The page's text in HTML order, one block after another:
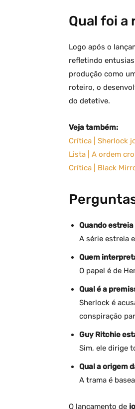
Qual foi a
Logo após o
refletindo
produção como
roteiro, o
do detetive.
Veja também:
Crítica | Sherlock
Lista | A ordem
Crítica | Black
Quando
A série estreia
Quem
O papel é de
Qual é a
Sherlock é
conspiração
Guy Ritchie
Sim, ele dirige
Qual a origem
A trama é
O lançamento de